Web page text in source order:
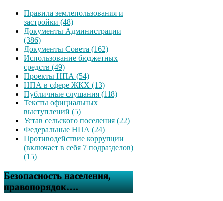
Правила землепользования и
застройки (48)
Документы Администрации
(386)
Документы Совета (162)
Использование бюджетных
средств (49)
Проекты НПА (54)
НПА в сфере ЖКХ (13)
Публичные слушания (118)
Тексты официальных
выступлений (5)
Устав сельского поселения (22)
Федеральные НПА (24)
Противодействие коррупции
(включает в себя 7 подразделов)
(15)
Безопасность населения,
правопорядок….